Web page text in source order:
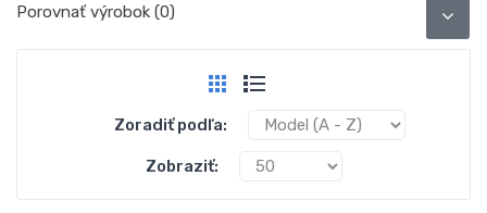
Porovnať výrobok (0)
Zoradiť podľa:
Zobraziť: